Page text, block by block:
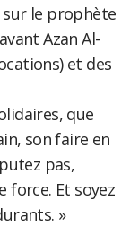
sur le prophète
Azan Al-
et des
que
son faire en
pas,
force. Et soyez
»